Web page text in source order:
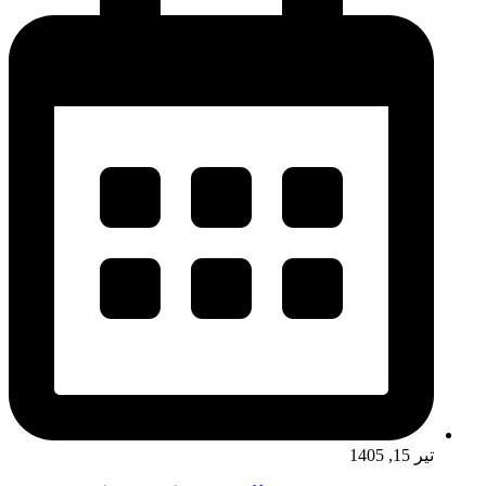
تیر 15, 1405